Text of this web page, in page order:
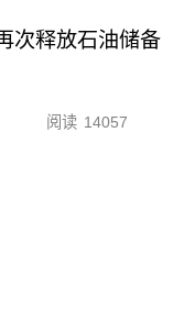
次释放石油储备
阅读 14057